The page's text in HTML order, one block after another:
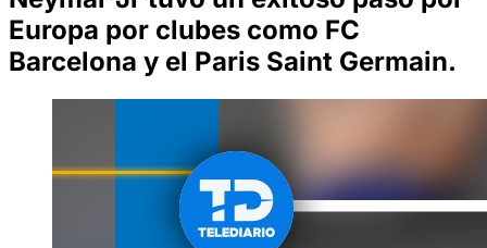
Europa por clubes como FC
Barcelona y el Paris Saint Germain.